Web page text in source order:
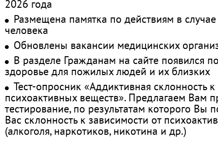
2026 года
Размещена памятка по действиям в
человека
Обновлены вакансии медицинских
В разделе Гражданам на сайте появился
здоровье для пожилых людей и их близких
Тест-опросник «Аддиктивная склонность
психоактивных веществ». Предлагаем Вам
тестирование, по результатам которого Вы
Вас склонность к зависимости от
(алкоголя, наркотиков, никотина и др.)